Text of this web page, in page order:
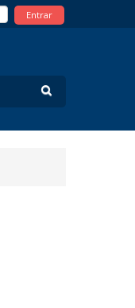
Entrar